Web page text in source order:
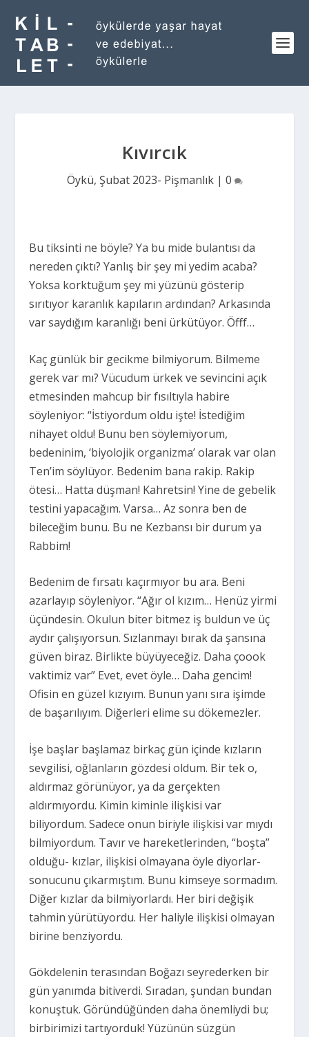
Kıvırcık
Öykü, Şubat 2023- Pişmanlık| 0
Bu tiksinti ne böyle? Ya bu mide bulantısı da
nereden çıktı? Yanlış bir şey mi yedim acaba?
Yoksa korktuğum şey mi yüzünü gösterip
sırıtıyor karanlık kapıların ardından? Arkasında
var saydığım karanlığı beni ürkütüyor. Öfff…
Kaç günlük bir gecikme bilmiyorum. Bilmeme
gerek var mı? Vücudum ürkek ve sevincini açık
etmesinden mahcup bir fısıltıyla habire
söyleniyor: “İstiyordum oldu işte! İstediğim
nihayet oldu! Bunu ben söylemiyorum,
bedeninim, ‘biyolojik organizma’ olarak var olan
Ten’im söylüyor. Bedenim bana rakip. Rakip
ötesi… Hatta düşman! Kahretsin! Yine de gebelik
testini yapacağım. Varsa… Az sonra ben de
bileceğim bunu. Bu ne Kezbansı bir durum ya
Rabbim!
Bedenim de fırsatı kaçırmıyor bu ara. Beni
azarlayıp söyleniyor. “Ağır ol kızım… Henüz yirmi
üçündesin. Okulun biter bitmez iş buldun ve üç
aydır çalışıyorsun. Sızlanmayı bırak da şansına
güven biraz. Birlikte büyüyeceğiz. Daha çoook
vaktimiz var” Evet, evet öyle… Daha gencim!
Ofisin en güzel kızıyım. Bunun yanı sıra işimde
de başarılıyım. Diğerleri elime su dökemezler.
İşe başlar başlamaz birkaç gün içinde kızların
sevgilisi, oğlanların gözdesi oldum. Bir tek o,
aldırmaz görünüyor, ya da gerçekten
aldırmıyordu. Kimin kiminle ilişkisi var
biliyordum. Sadece onun biriyle ilişkisi var mıydı
bilmiyordum. Tavır ve hareketlerinden, “boşta”
olduğu- kızlar, ilişkisi olmayana öyle diyorlar-
sonucunu çıkarmıştım. Bunu kimseye sormadım.
Diğer kızlar da bilmiyorlardı. Her biri değişik
tahmin yürütüyordu. Her haliyle ilişkisi olmayan
birine benziyordu.
Gökdelenin terasından Boğazı seyrederken bir
gün yanımda bitiverdi. Sıradan, şundan bundan
konuştuk. Göründüğünden daha önemliydi bu;
birbirimizi tartıyorduk! Yüzünün süzgün